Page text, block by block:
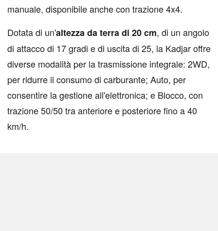
manuale, disponibile anche con trazione 4x4.
Dotata di un'altezza da terra di 20 cm, di un angolo
di attacco di 17 gradi e di uscita di 25, la Kadjar offre
diverse modalità per la trasmissione integrale: 2WD,
per ridurre il consumo di carburante; Auto, per
consentire la gestione all'elettronica; e Blocco, con
trazione 50/50 tra anteriore e posteriore fino a 40
km/h.